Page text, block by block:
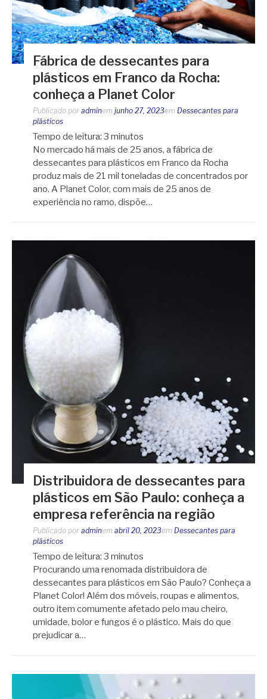
Fábrica de dessecantes para
plásticos em Franco da Rocha:
conheça a Planet Color
Publicado por adminem junho 27, 2023em Dessecantes para
plásticos
Tempo de leitura: 3 minutos
No mercado há mais de 25 anos, a fábrica de
dessecantes para plásticos em Franco da Rocha
produz mais de 21 mil toneladas de concentrados por
ano. A Planet Color, com mais de 25 anos de
experiência no ramo, dispõe…
Distribuidora de dessecantes para
plásticos em São Paulo: conheça a
empresa referência na região
Publicado por adminem abril 20, 2023em Dessecantes para
plásticos
Tempo de leitura: 3 minutos
Procurando uma renomada distribuidora de
dessecantes para plásticos em São Paulo? Conheça a
Planet Color! Além dos móveis, roupas e alimentos,
outro item comumente afetado pelo mau cheiro,
umidade, bolor e fungos é o plástico. Mais do que
prejudicar a…